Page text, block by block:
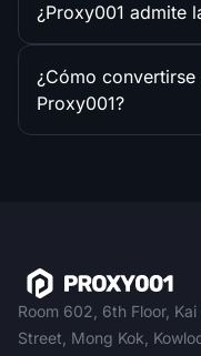
¿Proxy001 admite
¿Cómo
Proxy001?
Room 602, 6th Floor,
Street, Mong Kok,